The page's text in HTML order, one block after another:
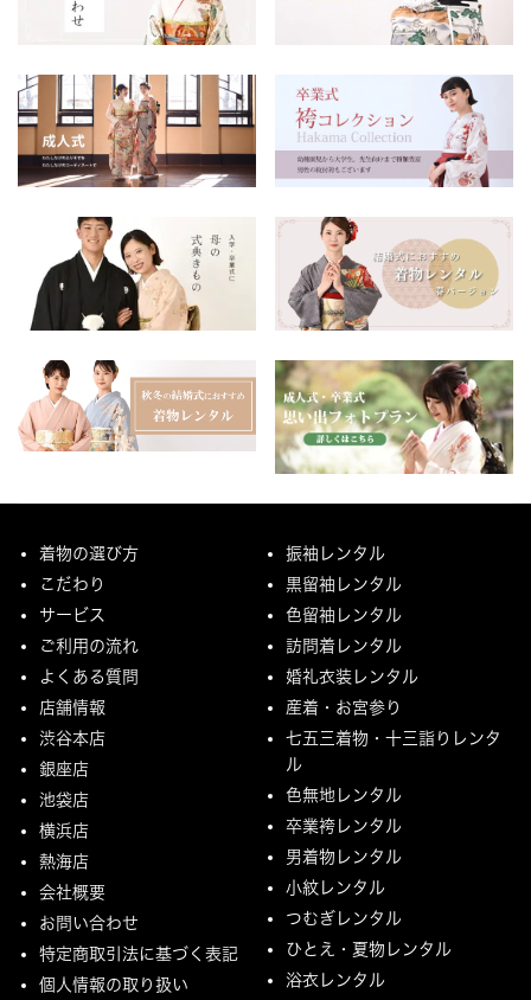
着物の選び方
こだわり
サービス
ご利用の流れ
よくある質問
店舗情報
渋谷本店
銀座店
池袋店
横浜店
熱海店
会社概要
お問い合わせ
特定商取引法に基づく表記
個人情報の取り扱い
振袖レンタル
黒留袖レンタル
色留袖レンタル
訪問着レンタル
婚礼衣装レンタル
産着・お宮参り
七五三着物・十三詣りレンタ
ル
色無地レンタル
卒業袴レンタル
男着物レンタル
小紋レンタル
つむぎレンタル
ひとえ・夏物レンタル
浴衣レンタル